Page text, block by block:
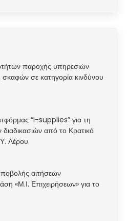
παροχής υπηρεσιών
σε κατηγορία κινδύνου
“i-supplies” για τη
διαδικασιών από το Κρατικό
Λέρου
αιτήσεων
«Μ.Ι. Επιχειρήσεων» για το